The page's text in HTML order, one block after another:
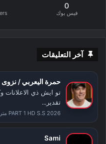
0
فيس بوك
آخر التعليقات
حمرة اليعربي / نزوى
تو ايش ذي الاعلانات
تقدير...
PART 1 HD S.S 2026 مترجم
Sami